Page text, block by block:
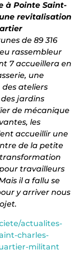
à Pointe Saint-
revitalisation
de 89 316
rassembleur
7 accueillera en
une
ateliers
jardins
de mécanique
les
accueillir une
de la petite
travailleurs
il a fallu se
y arriver nous
actualites-
charles-
militant